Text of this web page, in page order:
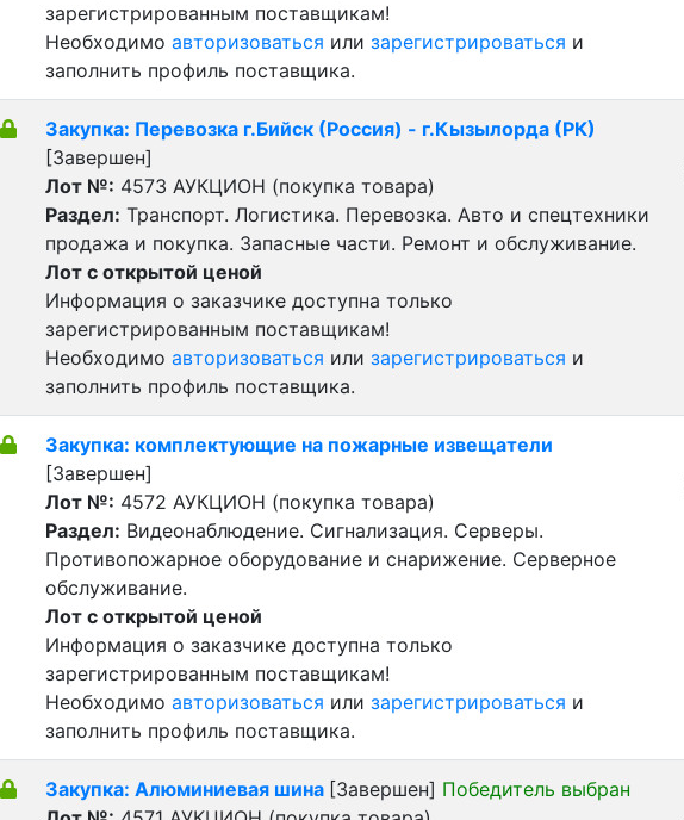
зарегистрированным поставщикам!
Необходимо авторизоваться или зарегистрироваться и
заполнить профиль поставщика.
Закупка: Перевозка г.Бийск (Россия) - г.Кызылорда (РК)
[Завершен]
Лот №: 4573 АУКЦИОН (покупка товара)
Раздел: Транспорт. Логистика. Перевозка. Авто и спецтехники
продажа и покупка. Запасные части. Ремонт и обслуживание.
Лот с открытой ценой
Информация о заказчике доступна только
зарегистрированным поставщикам!
Необходимо авторизоваться или зарегистрироваться и
заполнить профиль поставщика.
Закупка: комплектующие на пожарные извещатели
[Завершен]
Лот №: 4572 АУКЦИОН (покупка товара)
Раздел: Видеонаблюдение. Сигнализация. Серверы.
Противопожарное оборудование и снарижение. Серверное
обслуживание.
Лот с открытой ценой
Информация о заказчике доступна только
зарегистрированным поставщикам!
Необходимо авторизоваться или зарегистрироваться и
заполнить профиль поставщика.
Закупка: Алюминиевая шина [Завершен] Победитель выбран